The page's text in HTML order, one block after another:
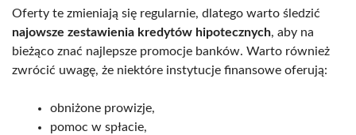
Oferty te zmieniają się regularnie, dlatego warto śledzić
najowsze zestawienia kredytów hipotecznych, aby na
bieżąco znać najlepsze promocje banków. Warto również
zwrócić uwagę, że niektóre instytucje finansowe oferują:
obniżone prowizje,
pomoc w spłacie,